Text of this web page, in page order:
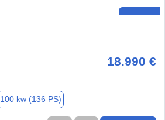
18.990 €
100 kw (136 PS)